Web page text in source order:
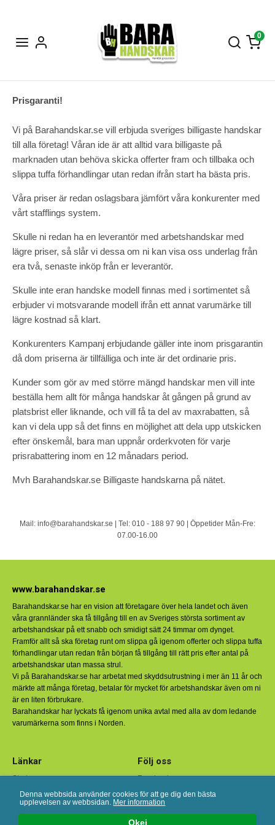
Okej
Denna webbsida använder cookies för att ge dig den bästa
upplevelsen av webbsidan. Mer information
0
Prisgaranti!
Vi på Barahandskar.se vill erbjuda sveriges billigaste handskar
till alla företag! Våran ide är att alltid vara billigaste på
marknaden utan behöva skicka offerter fram och tillbaka och
slippa tuffa förhandlingar utan redan ifrån start ha bästa pris.
Våra priser är redan oslagsbara jämfört våra konkurenter med
vårt stafflings system.
Skulle ni redan ha en leverantör med arbetshandskar med
lägre priser, så slår vi dessa om ni kan visa oss underlag från
era två, senaste inköp från er leverantör.
Skulle inte eran handske modell finnas med i sortimentet så
erbjuder vi motsvarande modell ifrån ett annat varumärke till
lägre kostnad så klart.
Konkurenters Kampanj erbjudande gäller inte inom prisgarantin
då dom priserna är tillfälliga och inte är det ordinarie pris.
Kunder som gör av med större mängd handskar men vill inte
beställa hem allt för många handskar åt gången på grund av
platsbrist eller liknande, och vill få ta del av maxrabatten, så
kan vi dela upp så det finns en möjlighet att dela upp utskicken
efter önskemål, bara man uppnår orderkvoten för varje
prisrabattering inom en 12 månadars period.
Mvh Barahandskar.se Billigaste handskarna på nätet.
Mail: info@barahandskar.se | Tel: 010 - 188 97 90 | Öppetider Mån-Fre:
07.00-16.00
www.barahandskar.se
Barahandskar.se har en vision att företagare över hela landet och även
våra grannländer ska få tillgång till en av Sveriges största sortiment av
arbetshandskar på ett snabb och smidigt sätt 24 timmar om dynget.
Framför allt så ska företag runt om slippa gå igenom offerter och slippa tuffa
förhandlingar utan redan från början få tillgång till rätt pris efter antal på
arbetshandskar utan massa strul.
Vi på Barahandskar.se har arbetat med skyddsutrustning i mer än 11 år och
märkte att många företag, betalar för mycket för arbetshandskar även om ni
är en liten förbrukare.
Barahandskar har lyckats få igenom unika avtal med alla av dom ledande
varumärkerna som finns i Norden.
Länkar
Start
Om oss
Köpvillkor
Följ oss
Facebook
Instagram
Linkedin